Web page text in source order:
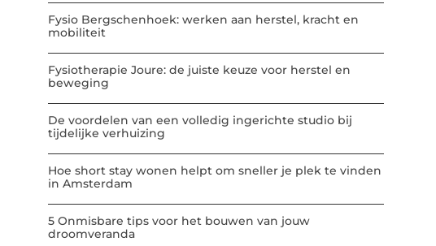
Fysio Bergschenhoek: werken aan herstel, kracht en
mobiliteit
Fysiotherapie Joure: de juiste keuze voor herstel en
beweging
De voordelen van een volledig ingerichte studio bij
tijdelijke verhuizing
Hoe short stay wonen helpt om sneller je plek te vinden
in Amsterdam
5 Onmisbare tips voor het bouwen van jouw
droomveranda